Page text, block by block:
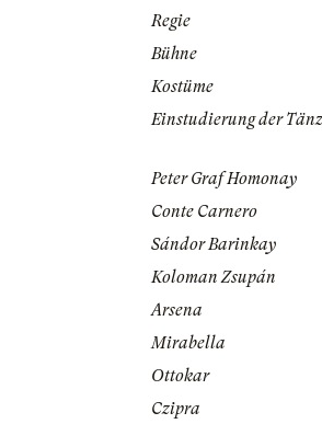
Regie
Bühne
Kostüme
Einstudierung der
Peter Graf Homonay
Conte Carnero
Sándor Barinkay
Koloman Zsupán
Arsena
Mirabella
Ottokar
Czipra